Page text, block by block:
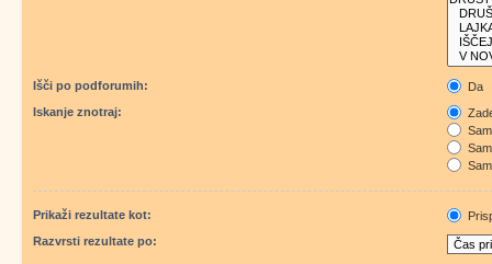
Išči po podforumih:
Da
Iskanje znotraj:
Prikaži rezultate kot:
Razvrsti rezultate po: